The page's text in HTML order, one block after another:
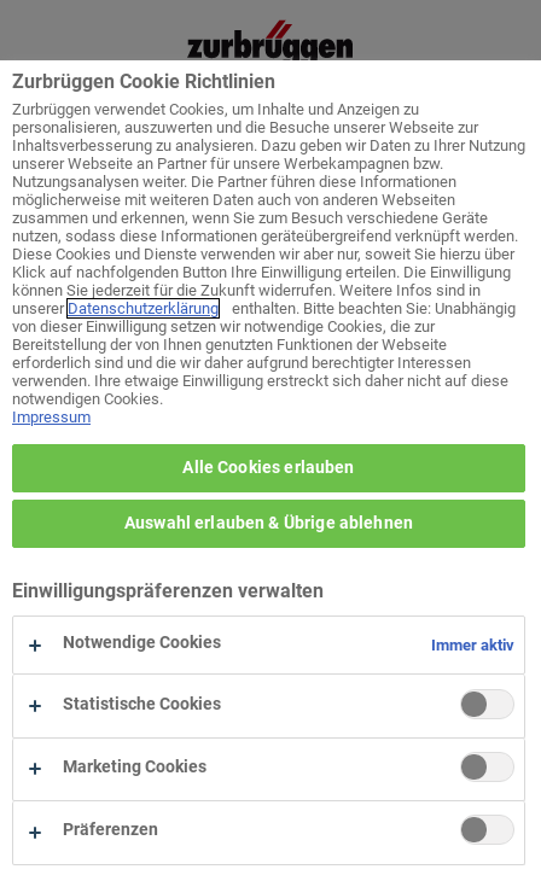
Startseite Service Küchenplanung
Welches ist ihr bevorzugtes Wohn-
Zentrum?
zurück zur Themen-Auswahl
Wohn-Zentrum Unna
Wohn-Zentrum Delmenhorst
Wohn-Zentrum Bielefeld
Wohn-Zentrum Oelde
Wohn-Zentrum Herne
Zurbrüggen Cookie Richtlinien
Zurbrüggen verwendet Cookies, um Inhalte und Anzeigen zu
personalisieren, auszuwerten und die Besuche unserer Webseite zur
Inhaltsverbesserung zu analysieren. Dazu geben wir Daten zu Ihrer Nutzung
unserer Webseite an Partner für unsere Werbekampagnen bzw.
Nutzungsanalysen weiter. Die Partner führen diese Informationen
möglicherweise mit weiteren Daten auch von anderen Webseiten
zusammen und erkennen, wenn Sie zum Besuch verschiedene Geräte
nutzen, sodass diese Informationen geräteübergreifend verknüpft werden.
Diese Cookies und Dienste verwenden wir aber nur, soweit Sie hierzu über
Klick auf nachfolgenden Button Ihre Einwilligung erteilen. Die Einwilligung
können Sie jederzeit für die Zukunft widerrufen. Weitere Infos sind in
unserer Datenschutzerklärung
enthalten. Bitte beachten Sie: Unabhängig
von dieser Einwilligung setzen wir notwendige Cookies, die zur
Bereitstellung der von Ihnen genutzten Funktionen der Webseite
erforderlich sind und die wir daher aufgrund berechtigter Interessen
verwenden. Ihre etwaige Einwilligung erstreckt sich daher nicht auf diese
notwendigen Cookies.
Impressum
Alle Cookies erlauben
Auswahl erlauben & Übrige ablehnen
Einwilligungspräferenzen verwalten
Notwendige Cookies Immer aktiv
Statistische Cookies
Marketing Cookies
Präferenzen